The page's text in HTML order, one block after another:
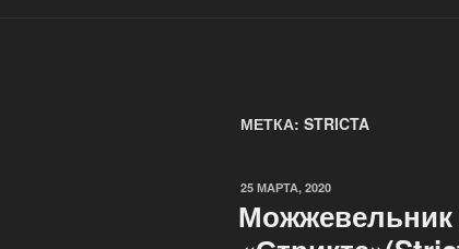
МЕТКА: STRICTA
ОПУБЛИКОВАНО
25 МАРТА, 2020
Можжевельник